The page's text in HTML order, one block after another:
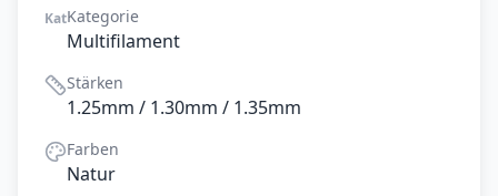
KatKategorie
Multifilament
Stärken
1.25mm / 1.30mm / 1.35mm
Farben
Natur